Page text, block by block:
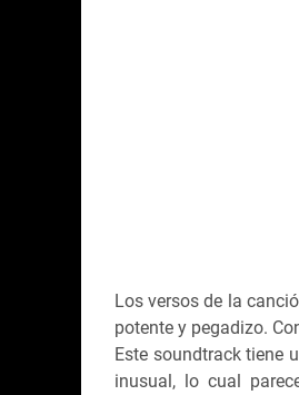
Los versos de la
potente y pegadizo.
Este soundtrack tiene
inusual, lo cual